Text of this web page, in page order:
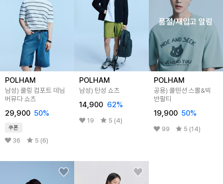
POLHAM
남성) 쿨링 컴포트 데님
버뮤다 쇼츠
29,900 50%
쿠폰
36 5 (6)
POLHAM
남성) 탄성 쇼츠
14,900 62%
19 5 (4)
품절/재입고 알림
POLHAM
공용) 쿨텐션 스몰&빅
반팔티
19,900 50%
99 5 (14)